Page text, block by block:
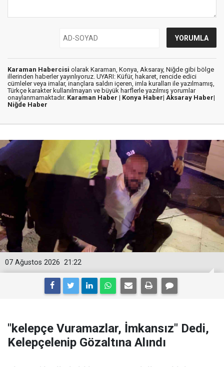
Karaman Habercisi olarak Karaman, Konya, Aksaray, Niğde gibi bölge
illerinden haberler yayınlıyoruz. UYARI: Küfür, hakaret, rencide edici
cümleler veya imalar, inançlara saldırı içeren, imla kuralları ile yazılmamış,
Türkçe karakter kullanılmayan ve büyük harflerle yazılmış yorumlar
onaylanmamaktadır. Karaman Haber | Konya Haber| Aksaray Haber|
Niğde Haber
21:22
07 Ağustos 2026
"kelepçe Vuramazlar, İmkansız" Dedi,
Kelepçelenip Gözaltına Alındı